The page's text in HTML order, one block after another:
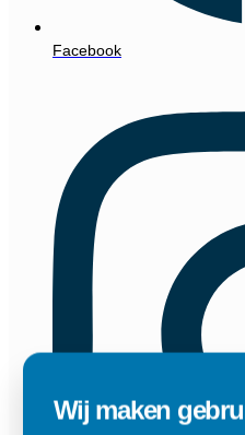
Facebook
Wij maken